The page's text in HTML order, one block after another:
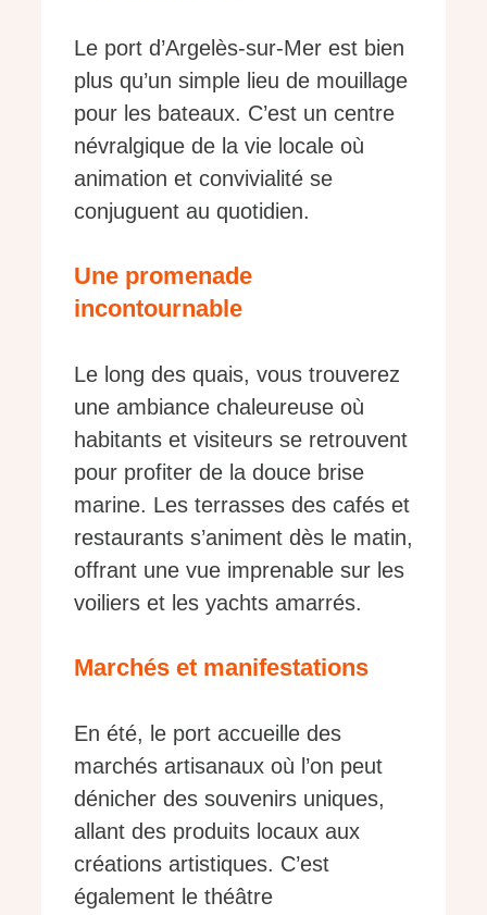
Le port d’Argelès-sur-Mer est bien
plus qu’un simple lieu de mouillage
pour les bateaux. C’est un centre
névralgique de la vie locale où
animation et convivialité se
conjuguent au quotidien.
Une promenade
incontournable
Le long des quais, vous trouverez
une ambiance chaleureuse où
habitants et visiteurs se retrouvent
pour profiter de la douce brise
marine. Les terrasses des cafés et
restaurants s’animent dès le matin,
offrant une vue imprenable sur les
voiliers et les yachts amarrés.
Marchés et manifestations
En été, le port accueille des
marchés artisanaux où l’on peut
dénicher des souvenirs uniques,
allant des produits locaux aux
créations artistiques. C’est
également le théâtre